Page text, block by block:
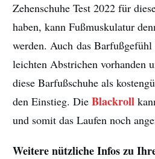
Zehenschuhe Test 2022 für
haben, kann Fußmuskulatur
werden. Auch das
leichten Abstrichen vorhanden
diese Barfußschuhe als
den Einstieg. Die Blackroll
und somit das Laufen noch
Weitere nützliche Infos zu